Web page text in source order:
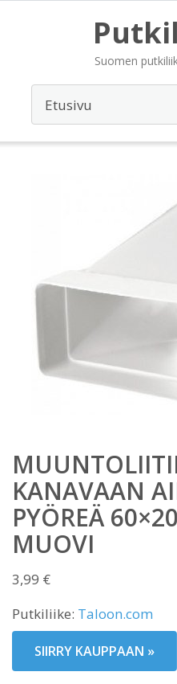
Suomen
KANAVAAN
PYÖREÄ
MUOVI
3,99 €
Putkiliike: Taloon.com
SIIRRY KAUPPAAN »